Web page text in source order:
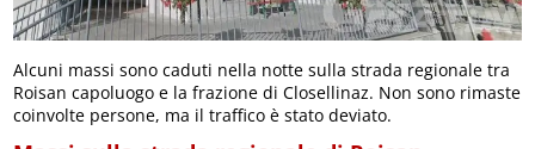
Alcuni massi sono caduti nella notte sulla strada regionale tra
Roisan capoluogo e la frazione di Closellinaz. Non sono rimaste
coinvolte persone, ma il traffico è stato deviato.